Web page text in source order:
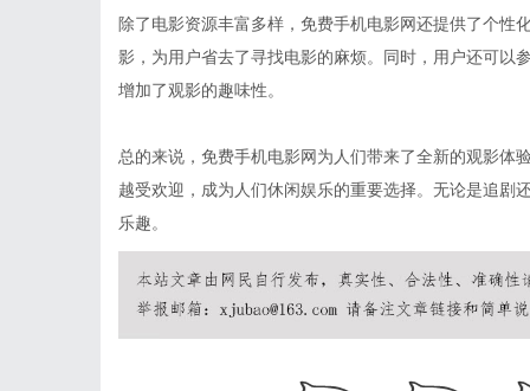
除了电影资源丰富多样，免费手机电影网还提供了个性
影，为用户省去了寻找电影的麻烦。同时，用户还可以
增加了观影的趣味性。
总的来说，免费手机电影网为人们带来了全新的观影体
越受欢迎，成为人们休闲娱乐的重要选择。无论是追剧
乐趣。